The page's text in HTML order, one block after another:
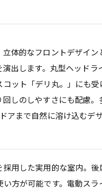
体的なフロントデザイン
出します。丸型ヘッドラ
ット「デリ丸。」にも受
しのしやすさにも配慮。
アまで自然に溶け込むデ
用した実用的な室内。後
方が可能です。電動スラ